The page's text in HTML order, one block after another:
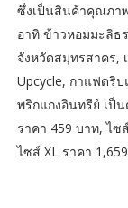
ซึ่งเป็นสินค้าคุณภา
อาทิ ข้าวหอมมะลิธ
จังหวัดสมุทรสาคร,
Upcycle, กาแฟดริ
พริกแกงอินทรีย์ เป็
ราคา 459 บาท, ไซ
ไซส์ XL ราคา